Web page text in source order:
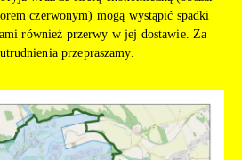
czerwonym) mogą wystąpić spadki
również przerwy w jej dostawie. Za
przepraszamy.